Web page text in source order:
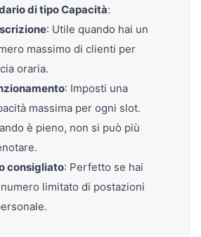
di tipo Capacità:
: Utile quando hai un
massimo di clienti per
oraria.
: Imposti una
massima per ogni slot.
è pieno, non si può più
consigliato: Perfetto se hai
limitato di postazioni